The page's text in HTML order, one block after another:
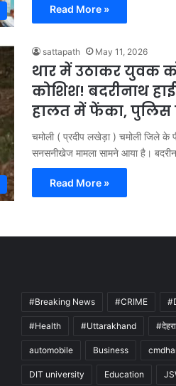
Read More »
sattapath May 11, 2026
थार में उठाकर युवक
कोशिश! बदरीनाथ
हालत में फेंका, पुलिस
चमोली ( प्रदीप लखेड़ा ) चमोली जिले के
सनसनीखेज मामला सामने आया है।
Read More »
#Breaking News #CRIME
#Health #Uttarakhand
automobile Business
DIT university Education